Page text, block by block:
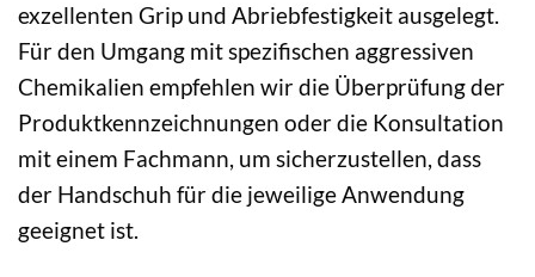
exzellenten Grip und Abriebfestigkeit ausgelegt.
Für den Umgang mit spezifischen aggressiven
Chemikalien empfehlen wir die Überprüfung der
Produktkennzeichnungen oder die Konsultation
mit einem Fachmann, um sicherzustellen, dass
der Handschuh für die jeweilige Anwendung
geeignet ist.